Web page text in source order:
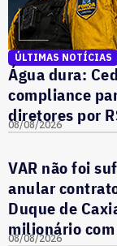
ÚLTIMAS NOTÍCIAS
Água dura:
compliance
diretores por
08/08/2026
VAR não foi
anular
Duque de
milionário
08/08/2026